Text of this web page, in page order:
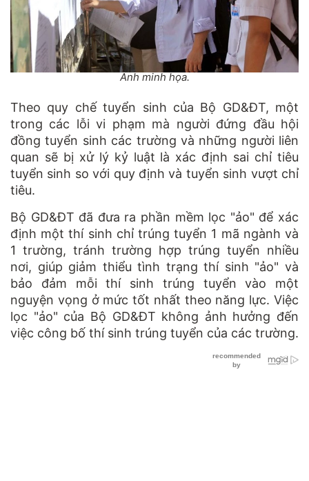
Ảnh minh họa.
Theo quy chế tuyển sinh của Bộ GD&ĐT, một
trong các lỗi vi phạm mà người đứng đầu hội
đồng tuyển sinh các trường và những người liên
quan sẽ bị xử lý kỷ luật là xác định sai chỉ tiêu
tuyển sinh so với quy định và tuyển sinh vượt chỉ
tiêu.
Bộ GD&ĐT đã đưa ra phần mềm lọc "ảo" để xác
định một thí sinh chỉ trúng tuyển 1 mã ngành và
1 trường, tránh trường hợp trúng tuyển nhiều
nơi, giúp giảm thiểu tình trạng thí sinh "ảo" và
bảo đảm mỗi thí sinh trúng tuyển vào một
nguyện vọng ở mức tốt nhất theo năng lực. Việc
lọc "ảo" của Bộ GD&ĐT không ảnh hưởng đến
việc công bố thí sinh trúng tuyển của các trường.